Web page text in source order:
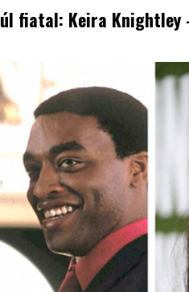
fiatal: Keira Knightley